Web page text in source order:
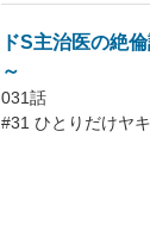
ドS主治医の絶
～
031話
#31 ひとりだけヤ